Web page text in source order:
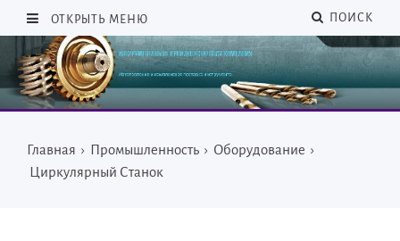
ОТКРЫТЬ МЕНЮ ПОИСК
Главная › Промышленность › Оборудование ›
Циркулярный Станок